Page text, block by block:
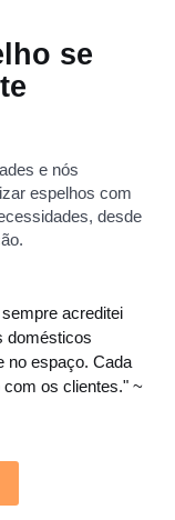
se
e nós
espelhos com
desde
acreditei
domésticos
no espaço. Cada
com os clientes." ~